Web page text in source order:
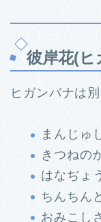
彼岸花(ヒ
ヒガンバナは
まんじゅ
きつねの
はなぢょ
ちんちん
おみこし